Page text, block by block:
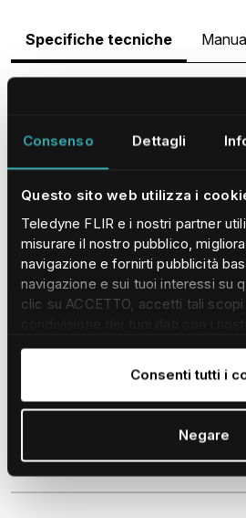
Consenso Dettagli
Questo sito web utilizza i
Teledyne FLIR e i nostri partner
misurare il nostro pubblico,
navigazione e fornirti pubblicità
navigazione e sui tuoi interessi su
clic su ACCETTO, accetti tali
Consenti tutti i
Negare
Specifiche tecniche
Specifiche ambientali
Conformità
CARATTERISTICHE FISICHE
Lunghezza
74,00 mm (2,91 in)